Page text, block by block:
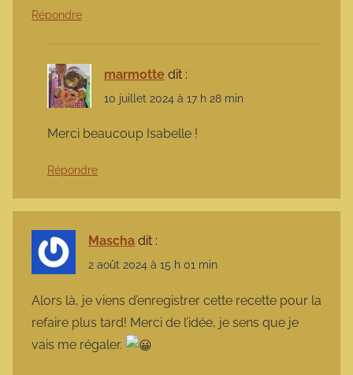
Répondre
marmotte dit :
10 juillet 2024 à 17 h 28 min
Merci beaucoup Isabelle !
Répondre
Mascha dit :
2 août 2024 à 15 h 01 min
Alors là, je viens d’enregistrer cette recette pour la
refaire plus tard! Merci de l’idée, je sens que je
vais me régaler.